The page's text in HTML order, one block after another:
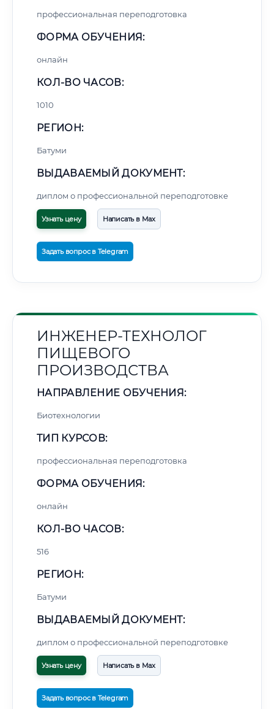
профессиональная переподготовка
ФОРМА ОБУЧЕНИЯ:
онлайн
КОЛ-ВО ЧАСОВ:
1010
РЕГИОН:
Батуми
ВЫДАВАЕМЫЙ ДОКУМЕНТ:
диплом о профессиональной переподготовке
Узнать цену Написать в Max
Задать вопрос в Telegram
ИНЖЕНЕР-ТЕХНОЛОГ
ПИЩЕВОГО
ПРОИЗВОДСТВА
НАПРАВЛЕНИЕ ОБУЧЕНИЯ:
Биотехнологии
ТИП КУРСОВ:
профессиональная переподготовка
ФОРМА ОБУЧЕНИЯ:
онлайн
КОЛ-ВО ЧАСОВ:
516
РЕГИОН:
Батуми
ВЫДАВАЕМЫЙ ДОКУМЕНТ:
диплом о профессиональной переподготовке
Узнать цену Написать в Max
Задать вопрос в Telegram